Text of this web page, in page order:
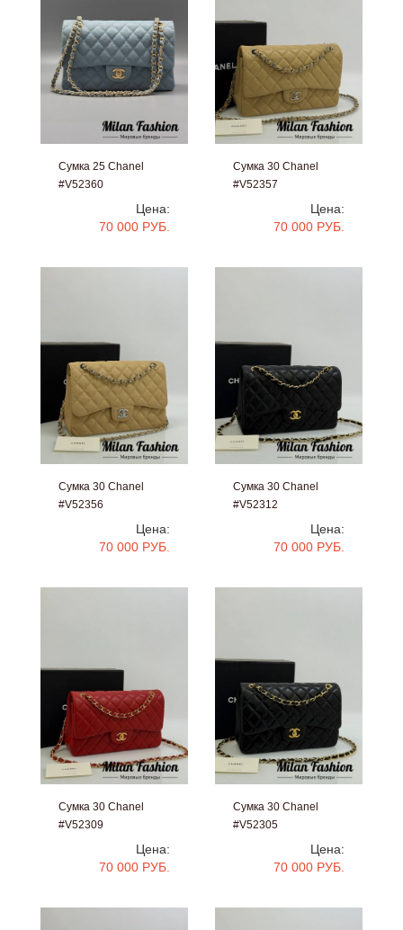
Сумка 25 Chanel
#V52360
Цена:
70 000 РУБ.
Сумка 30 Chanel
#V52357
Цена:
70 000 РУБ.
Сумка 30 Chanel
#V52356
Цена:
70 000 РУБ.
Сумка 30 Chanel
#V52312
Цена:
70 000 РУБ.
Сумка 30 Chanel
#V52309
Цена:
70 000 РУБ.
Сумка 30 Chanel
#V52305
Цена:
70 000 РУБ.